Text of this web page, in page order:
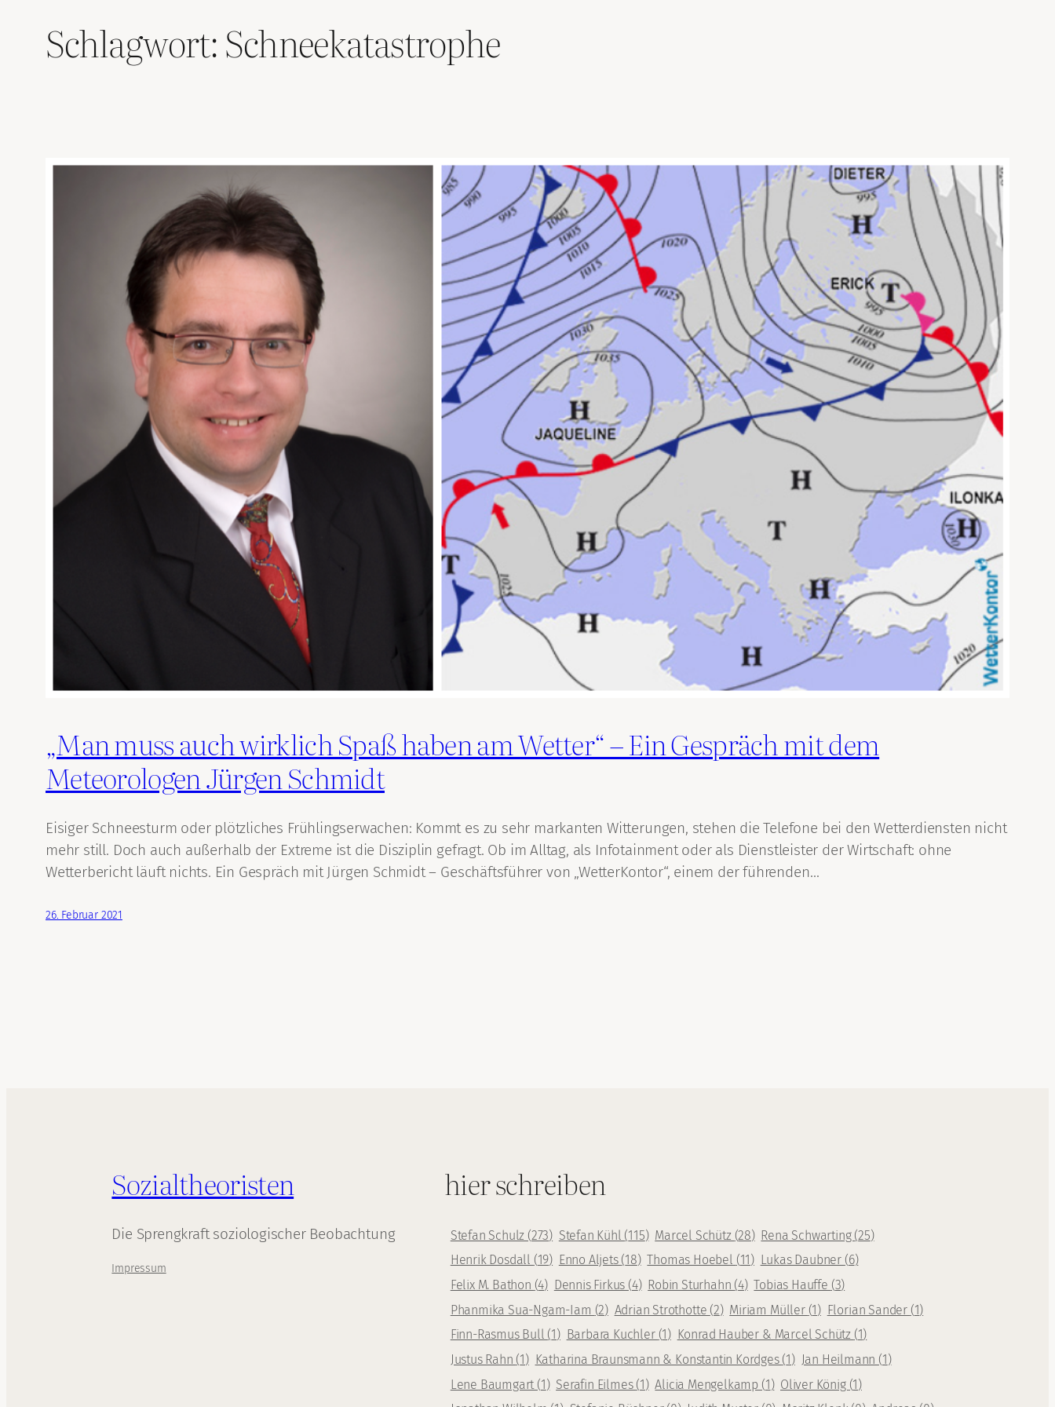
Schlagwort:Schneekatastrophe
„Man muss auch wirklich Spaß haben am Wetter“ – Ein Gespräch mit dem
Meteorologen Jürgen Schmidt
Eisiger Schneesturm oder plötzliches Frühlingserwachen: Kommt es zu sehr markanten Witterungen, stehen die Telefone bei den Wetterdiensten nicht
mehr still. Doch auch außerhalb der Extreme ist die Disziplin gefragt. Ob im Alltag, als Infotainment oder als Dienstleister der Wirtschaft: ohne
Wetterbericht läuft nichts. Ein Gespräch mit Jürgen Schmidt – Geschäftsführer von „WetterKontor“, einem der führenden…
26. Februar 2021
Sozialtheoristen
Die Sprengkraft soziologischer Beobachtung
Impressum
hier schreiben
Stefan Schulz (273) Stefan Kühl (115) Marcel Schütz (28) Rena Schwarting (25)
Henrik Dosdall (19) Enno Aljets (18) Thomas Hoebel (11 ) Lukas Daubner (6)
Felix M. Bathon (4) Dennis Firkus (4) Robin Sturhahn (4) Tobias Hauffe (3)
Phanmika Sua-Ngam-Iam (2) Adrian Strothotte (2) Miriam Müller (1) Florian Sander (1)
Finn-Rasmus Bull (1 ) Barbara Kuchler (1 ) Konrad Hauber & Marcel Schütz (1)
Justus Rahn (1) Katharina Braunsmann & Konstantin Kordges (1) Jan Heilmann (1)
Lene Baumgart (1) Serafin Eilmes (1) Alicia Mengelkamp (1) Oliver König (1)